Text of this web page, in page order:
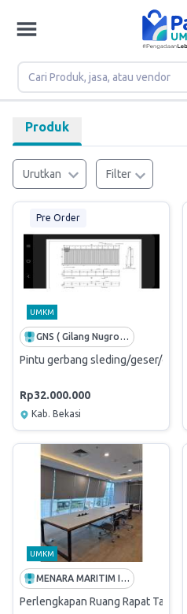
Produk
Urutkan Filter
Pre Order
UMKM
GNS ( Gilang Nugroho Steel)
Pintu gerbang sleding/geser/
Rp32.000.000
Kab. Bekasi
UMKM
MENARA MARITIM INDONESIA
Perlengkapan Ruang Rapat